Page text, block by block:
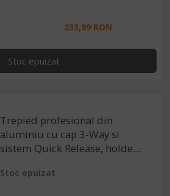
233,99 RON
Stoc epuizat
Trepied profesional din
aluminiu cu cap 3-Way si
sistem Quick Release, holder
Stoc epuizat